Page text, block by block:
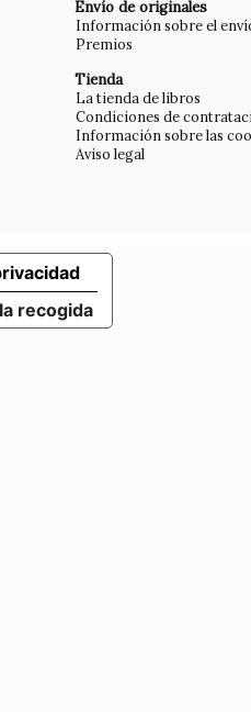
Envío de originales
Información sobre el
Premios
Tienda
La tienda de libros
Condiciones de
Información sobre las
Aviso legal
recogida